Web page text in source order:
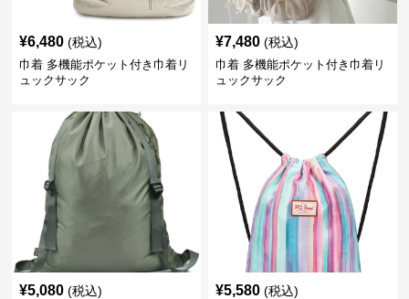
¥6,480 (税込)
巾着 多機能ポケット付き巾着リ
ュックサック
¥7,480 (税込)
巾着 多機能ポケット付き巾着リ
ュックサック
¥5,080 (税込) ¥5,580 (税込)